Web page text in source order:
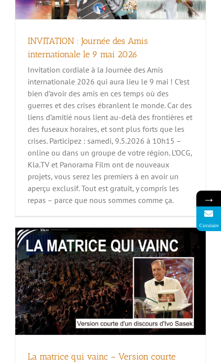
INVITATION : Journée des Amis
internationale le 9 mai 2026
Invitation cordiale à la Journée des Amis
internationale 2026 qui aura lieu le 9 mai ! C’est
bien d’avoir des amis en ces temps où des
guerres et des crises ébranlent le monde. Car des
liens d’amitié nous lient au-delà des frontières et
des fuseaux horaires, et sont plus forts que les
crises. Participez : samedi, 9.5.2026 à 10h15 –
online ou dans un groupe de votre région. L’OCG,
Kla.TV et Panorama Film ont de nouveaux
projets, vous serez les premiers à en avoir un
aperçu exclusif. Tout est gratuit, y compris les
repas – parce que nous sommes comme ça.
La matrice qui vainc – Version courte d’un
discours d’Ivo Sasek (2016)
La matrice qui vainc – Version courte
→
Circulaire